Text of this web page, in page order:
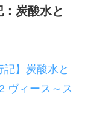
：炭酸水と
】炭酸水と
ヴィース～ス